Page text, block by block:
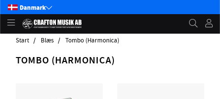
Danmark
Start Blæs Tombo (Harmonica)
TOMBO (HARMONICA)